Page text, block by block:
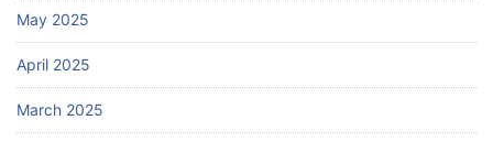
May 2025
April 2025
March 2025